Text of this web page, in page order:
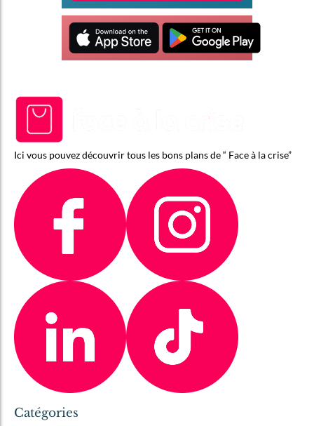
Ici vous pouvez découvrir tous les bons plans de “ Face à la crise”
Catégories